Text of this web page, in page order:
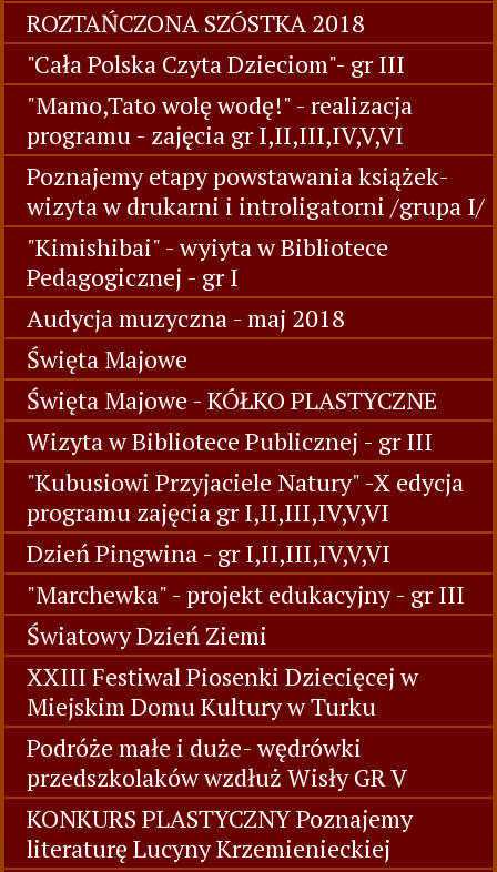
ROZTAŃCZONA SZÓSTKA 2018
"Cała Polska Czyta Dzieciom"- gr III
"Mamo,Tato wolę wodę!" - realizacja
programu - zajęcia gr I,II,III,IV,V,VI
Poznajemy etapy powstawania książek-
wizyta w drukarni i introligatorni /grupa I/
"Kimishibai" - wyiyta w Bibliotece
Pedagogicznej - gr I
Audycja muzyczna - maj 2018
Święta Majowe
Święta Majowe - KÓŁKO PLASTYCZNE
Wizyta w Bibliotece Publicznej - gr III
"Kubusiowi Przyjaciele Natury" -X edycja
programu zajęcia gr I,II,III,IV,V,VI
Dzień Pingwina - gr I,II,III,IV,V,VI
"Marchewka" - projekt edukacyjny - gr III
Światowy Dzień Ziemi
XXIII Festiwal Piosenki Dziecięcej w
Miejskim Domu Kultury w Turku
Podróże małe i duże- wędrówki
przedszkolaków wzdłuż Wisły GR V
KONKURS PLASTYCZNY Poznajemy
literaturę Lucyny Krzemienieckiej